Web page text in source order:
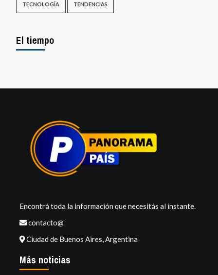
TECNOLOGÍA TENDENCIAS
El tiempo
Encontrá toda la información que necesitás al instante.
contacto@
Ciudad de Buenos Aires, Argentina
Más noticias